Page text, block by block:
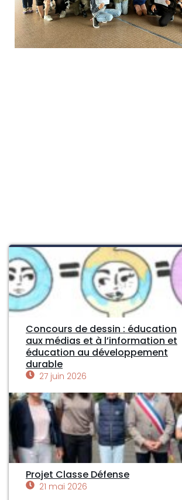
Concours de dessin : éducation
aux médias et à l’information et
éducation au développement
durable
27 juin 2026
Projet Classe Défense
21 mai 2026